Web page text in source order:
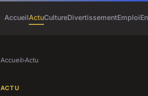
AccueilActuCultureDivertissementEmploi
Accueil›Actu
ACTU